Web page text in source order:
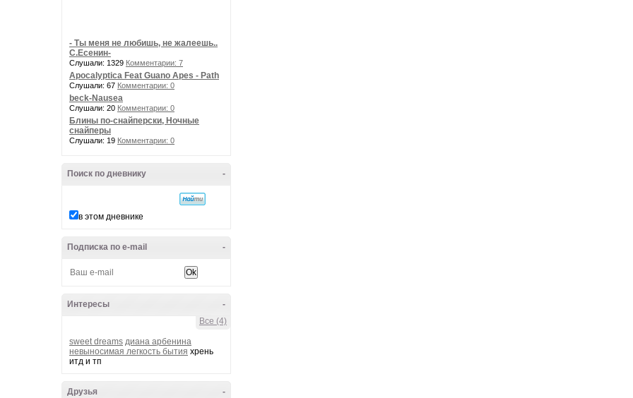
- Ты меня не любишь, не жалеешь..
С.Есенин-
Слушали: 1329 Комментарии: 7
Apocalyptica Feat Guano Apes - Path
Слушали: 67 Комментарии: 0
beck-Nausea
Слушали: 20 Комментарии: 0
Блины по-снайперски, Ночные
снайперы
Слушали: 19 Комментарии: 0
-
Поиск по дневнику
в этом дневнике
-
Подписка по e-mail
-
Интересы
Все (4)
sweet dreams диана арбенина
невыносимая легкость бытия хрень
итд и тп
-
Друзья